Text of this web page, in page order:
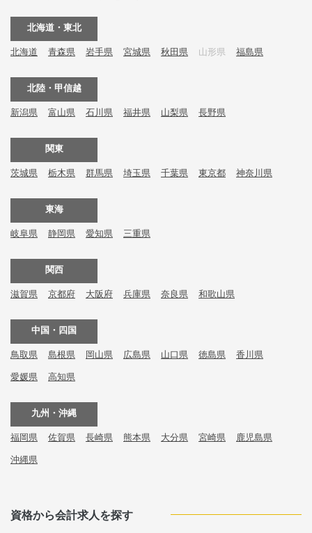
北海道・東北
北海道 青森県 岩手県 宮城県 秋田県 山形県 福島県
北陸・甲信越
新潟県 富山県 石川県 福井県 山梨県 長野県
関東
茨城県 栃木県 群馬県 埼玉県 千葉県 東京都 神奈川県
東海
岐阜県 静岡県 愛知県 三重県
関西
滋賀県 京都府 大阪府 兵庫県 奈良県 和歌山県
中国・四国
鳥取県 島根県 岡山県 広島県 山口県 徳島県 香川県
愛媛県 高知県
九州・沖縄
福岡県 佐賀県 長崎県 熊本県 大分県 宮崎県 鹿児島県
沖縄県
資格から会計求人を探す